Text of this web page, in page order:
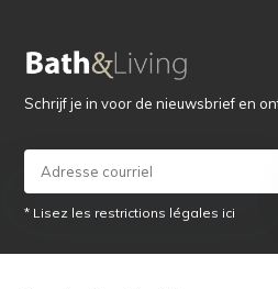
Schrijf je in voor de nieuwsbrief en
* Lisez les restrictions légales ici